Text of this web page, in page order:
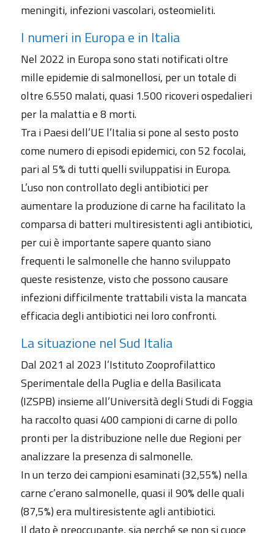
meningiti, infezioni vascolari, osteomieliti.
I numeri in Europa e in Italia
Nel 2022 in Europa sono stati notificati oltre
mille epidemie di salmonellosi, per un totale di
oltre 6.550 malati, quasi 1.500 ricoveri ospedalieri
per la malattia e 8 morti.
Tra i Paesi dell’UE l’Italia si pone al sesto posto
come numero di episodi epidemici, con 52 focolai,
pari al 5% di tutti quelli sviluppatisi in Europa.
L’uso non controllato degli antibiotici per
aumentare la produzione di carne ha facilitato la
comparsa di batteri multiresistenti agli antibiotici,
per cui è importante sapere quanto siano
frequenti le salmonelle che hanno sviluppato
queste resistenze, visto che possono causare
infezioni difficilmente trattabili vista la mancata
efficacia degli antibiotici nei loro confronti.
La situazione nel Sud Italia
Dal 2021 al 2023 l’Istituto Zooprofilattico
Sperimentale della Puglia e della Basilicata
(IZSPB) insieme all’Università degli Studi di Foggia
ha raccolto quasi 400 campioni di carne di pollo
pronti per la distribuzione nelle due Regioni per
analizzare la presenza di salmonelle.
In un terzo dei campioni esaminati (32,55%) nella
carne c’erano salmonelle, quasi il 90% delle quali
(87,5%) era multiresistente agli antibiotici.
Il dato è preoccupante, sia perché se non si cuoce